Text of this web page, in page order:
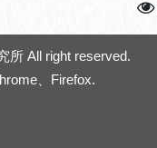
所 All right reserved.
、Firefox.